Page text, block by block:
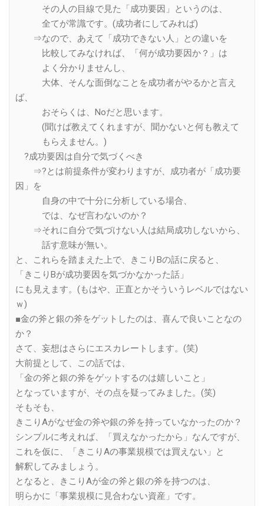
その人の目線で見た「成功要因」というのは、
全てが常識です。(成功者にしてみれば)
⇒なので、あえて「成功できない人」との違いを
比較してみなければ、「何が成功要因か？」は
よく分かりませんし、
大体、そんな面倒なことを成功者がやるかと言え
ば、
おそらくは、Noだと思います。
(聞けば教えてくれますが、聞かないと何も教えて
もらえません。)
?成功要因は自分で気づくべき
⇒?とは前提条件が変わりますが、成功者が「成功要
因」を
自身の中で十分に分析している場合、
では、なぜ言わないのか？
⇒それに自分で気づけない人は結局成功しないから、
話す意味が無い。
と、これらを踏まえた上で、きこりBの話に戻ると、
「きこりBが成功要因を気づかなかった話」
にも見えます。(もはや、正直とかそういうレベルではない
ｗ)
■金の斧と銀の斧をゲットしたのは、喜んで良いことなの
か？
さて、妄想はさらにエスカレートします。(笑)
大前提として、この話では、
「金の斧と銀の斧をゲットするのは嬉しいこと」
となっていますが、その点を疑ってみました。(笑)
そもそも、
きこりAがなぜ金の斧や銀の斧を持っていなかったのか？
シンプルに考えれば、「買えなかったから」なんですが、
これを仮に、「きこりAの事業規模では買えない」と
解釈してみましょう。
となると、きこりAが金の斧と銀の斧を持つのは、
明らかに「事業規模に見合わない資産」です。